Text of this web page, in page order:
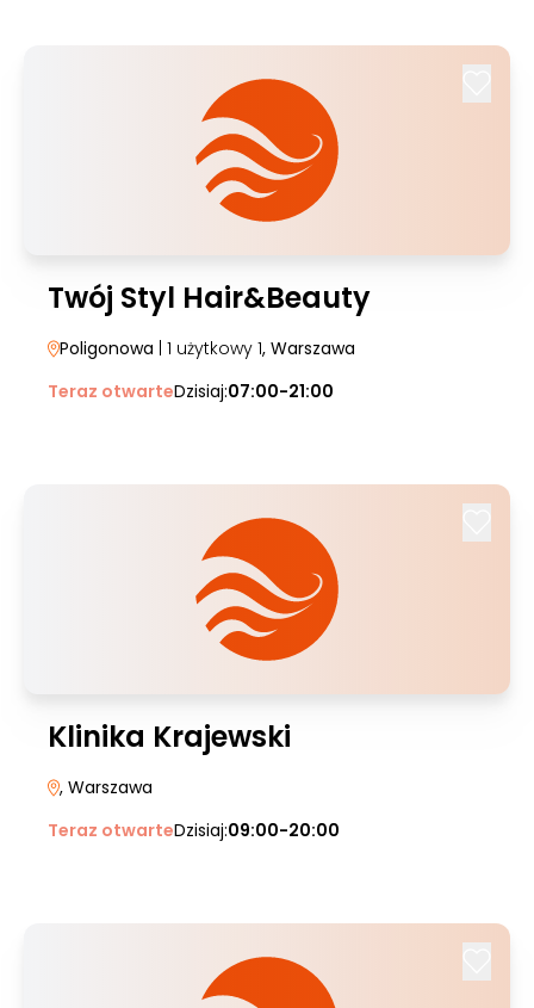
Twój Styl Hair&Beauty
Poligonowa | 1 użytkowy 1, Warszawa
Teraz otwarteDzisiaj:07:00-21:00
Klinika Krajewski
, Warszawa
Teraz otwarteDzisiaj:09:00-20:00